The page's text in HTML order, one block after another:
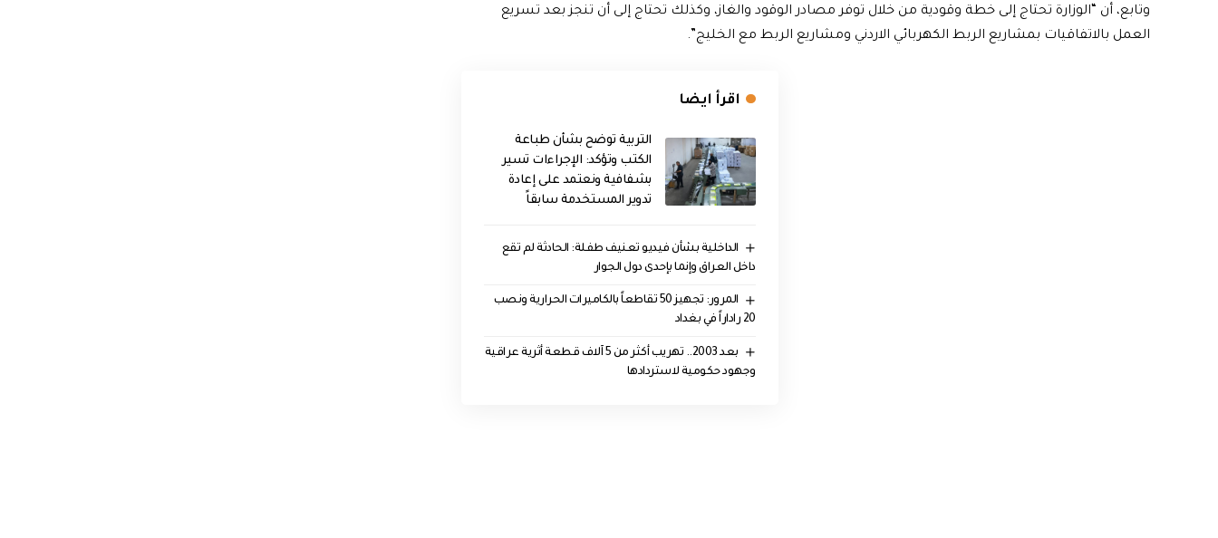
وتابع، أن “الوزارة تحتاج إلى خطة وقودية من خلال توفر مصادر الوقود والغاز، وكذلك تحتاج إلى أن تنجز بعد تسريع
العمل بالاتفاقيات بمشاريع الربط الكهربائي الاردني ومشاريع الربط مع الخليج”.
اقرأ ايضا
التربية توضح بشأن طباعة
الكتب وتؤكد: الإجراءات تسير
بشفافية ونعتمد على إعادة
تدوير المستخدمة سابقاً
الداخلية بشأن فيديو تعنيف طفلة: الحادثة لم تقع
داخل العراق وإنما بإحدى دول الجوار
المرور: تجهيز 50 تقاطعاً بالكاميرات الحرارية ونصب
20 راداراً في بغداد
بعد 2003.. تهريب أكثر من 5 آلاف قطعة أثرية عراقية
وجهود حكومية لاستردادها